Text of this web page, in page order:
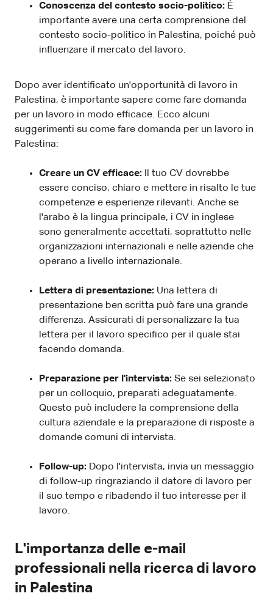
Conoscenza del contesto socio-politico: È
importante avere una certa comprensione del
contesto socio-politico in Palestina, poiché può
influenzare il mercato del lavoro.
Dopo aver identificato un'opportunità di lavoro in
Palestina, è importante sapere come fare domanda
per un lavoro in modo efficace. Ecco alcuni
suggerimenti su come fare domanda per un lavoro in
Palestina:
Creare un CV efficace: Il tuo CV dovrebbe
essere conciso, chiaro e mettere in risalto le tue
competenze e esperienze rilevanti. Anche se
l'arabo è la lingua principale, i CV in inglese
sono generalmente accettati, soprattutto nelle
organizzazioni internazionali e nelle aziende che
operano a livello internazionale.
Lettera di presentazione: Una lettera di
presentazione ben scritta può fare una grande
differenza. Assicurati di personalizzare la tua
lettera per il lavoro specifico per il quale stai
facendo domanda.
Preparazione per l'intervista: Se sei selezionato
per un colloquio, preparati adeguatamente.
Questo può includere la comprensione della
cultura aziendale e la preparazione di risposte a
domande comuni di intervista.
Follow-up: Dopo l'intervista, invia un messaggio
di follow-up ringraziando il datore di lavoro per
il suo tempo e ribadendo il tuo interesse per il
lavoro.
L'importanza delle e-mail
professionali nella ricerca di lavoro
in Palestina